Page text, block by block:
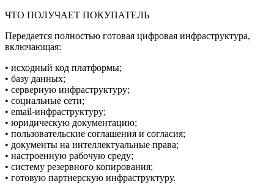
ЧТО ПОЛУЧАЕТ ПОКУПАТЕЛЬ
Передается полностью готовая цифровая инфраструктура,
включающая:
• исходный код платформы;
• базу данных;
• серверную инфраструктуру;
• социальные сети;
• email-инфраструктуру;
• юридическую документацию;
• пользовательские соглашения и согласия;
• документы на интеллектуальные права;
• настроенную рабочую среду;
• систему резервного копирования;
• готовую партнерскую инфраструктуру.